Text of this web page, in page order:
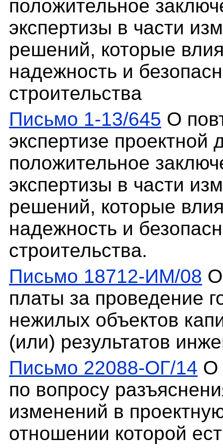
положительное
экспертизы в части
решений, которые
надежность и
строительства
Письмо 1-13/645 О
экспертизе
положительное
экспертизы в части
решений, которые
надежность и
строительства.
Письмо 18712-ИМ/08
платы за проведение
нежилых объектов
(или) результатов
Письмо 22088-ОГ/14 О
по вопросу
изменений в
отношении которой